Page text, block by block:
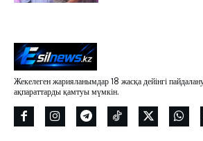
Жекелеген жарияланымдар 18 жасқа дейінгі
ақпараттарды қамтуы мүмкін.